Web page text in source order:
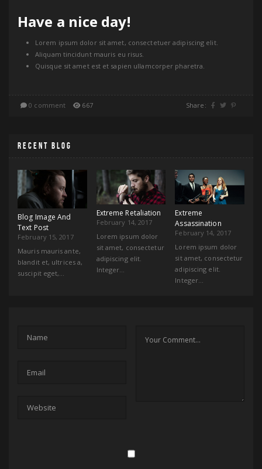
Have a nice day!
Lorem ipsum dolor sit amet, consectetuer adipiscing elit.
Aliquam tincidunt mauris eu risus.
Quisque sit amet est et sapien ullamcorper pharetra.
0 comment 667 Share:
RECENT BLOG
Blog Image And
Text Post
February 15, 2017
Mauris mauris ante,
blandit et, ultrices a,
suscipit eget,…
Extreme Retaliation
February 14, 2017
Lorem ipsum dolor
sit amet, consectetur
adipiscing elit.
Integer…
Extreme
Assassination
February 14, 2017
Lorem ipsum dolor
sit amet, consectetur
adipiscing elit.
Integer…